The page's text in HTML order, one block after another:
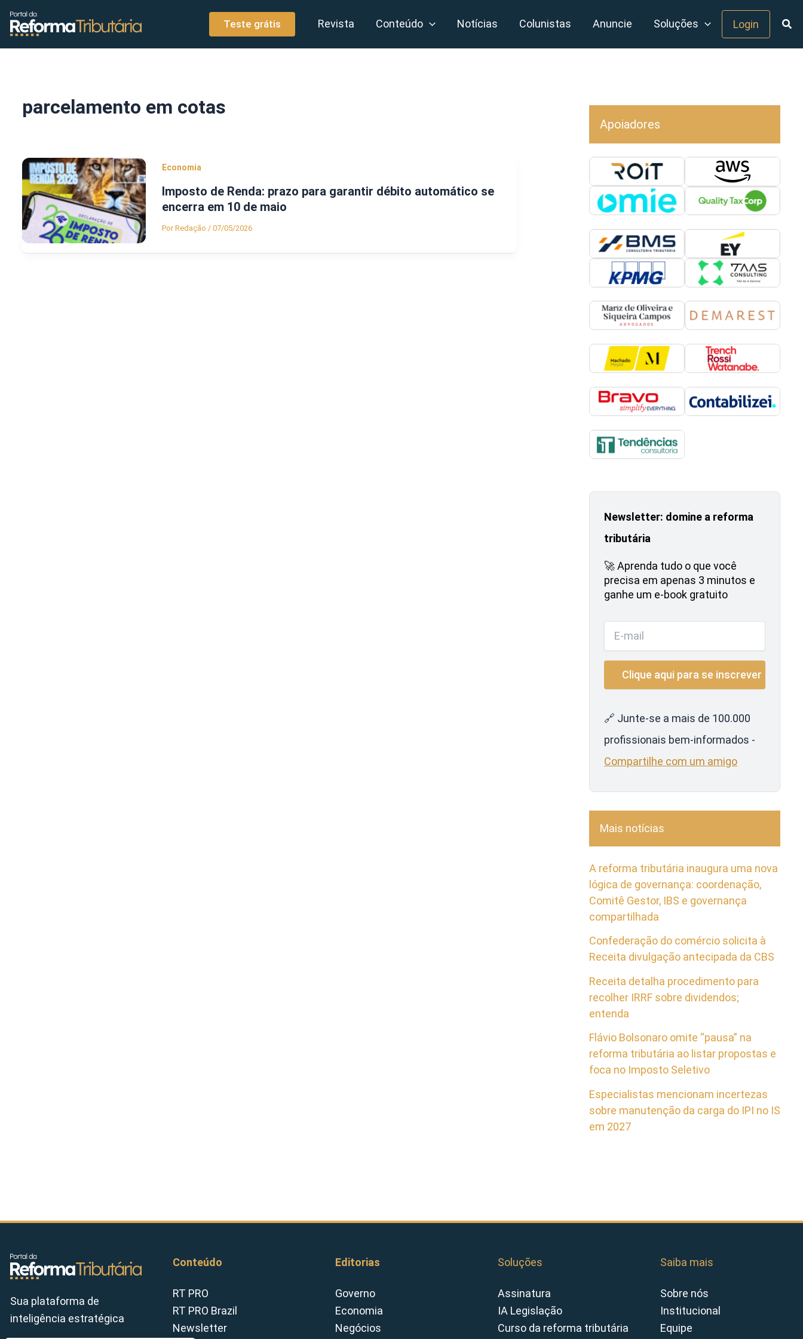
conteúdo
Teste grátis Revista Conteúdo Notícias Colunistas Anuncie Soluções Login
parcelamento em cotas
Economia
Imposto de Renda: prazo para garantir débito automático se
encerra em 10 de maio
PorRedação / 07/05/2026
Apoiadores
Newsletter: domine a reforma
tributária
🚀 Aprenda tudo o que você
precisa em apenas 3 minutos e
ganhe um e-book gratuito
🔗 Junte-se a mais de 100.000
profissionais bem-informados -
Compartilhe com um amigo
Mais notícias
A reforma tributária inaugura uma nova
lógica de governança: coordenação,
Comitê Gestor, IBS e governança
compartilhada
Confederação do comércio solicita à
Receita divulgação antecipada da CBS
Receita detalha procedimento para
recolher IRRF sobre dividendos;
entenda
Flávio Bolsonaro omite “pausa” na
reforma tributária ao listar propostas e
foca no Imposto Seletivo
Especialistas mencionam incertezas
sobre manutenção da carga do IPI no IS
em 2027
Sua plataforma de
inteligência estratégica
Conteúdo
RT PRO
RT PRO Brazil
Newsletter
Editorias
Governo
Economia
Negócios
Soluções
Assinatura
IA Legislação
Curso da reforma tributária
Saiba mais
Sobre nós
Institucional
Equipe